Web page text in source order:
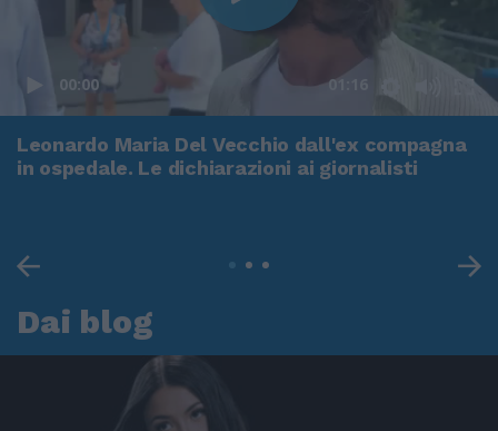
00:00 01:16
Leonardo Maria Del Vecchio dall'ex compagna
in ospedale. Le dichiarazioni ai giornalisti
Dai blog